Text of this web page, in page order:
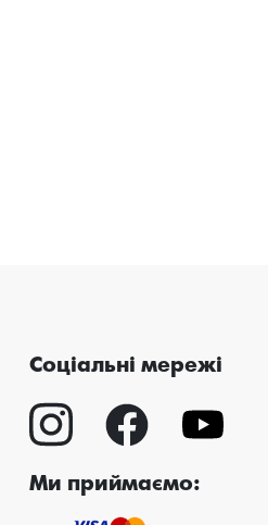
Соціальні мережі
Ми приймаємо: